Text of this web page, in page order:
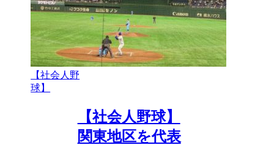
【社会人野
球】
【社会人野球】
関東地区を代表